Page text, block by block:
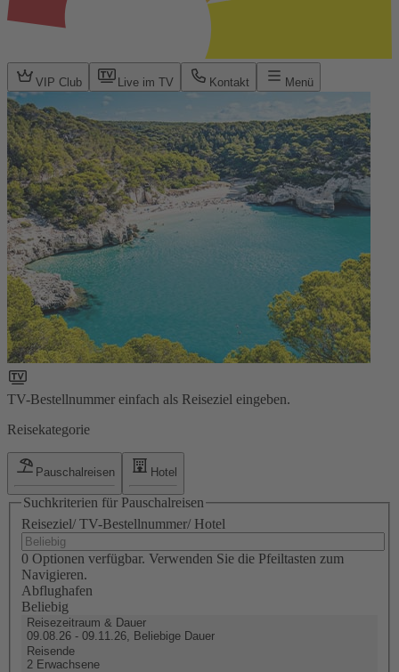
VIP Club Live im TV Kontakt Menü
TV-Bestellnummer einfach als Reiseziel eingeben.
Reisekategorie
Pauschalreisen Hotel
Suchkriterien für Pauschalreisen
Reiseziel/ TV-Bestellnummer/ Hotel
0 Optionen verfügbar. Verwenden Sie die Pfeiltasten zum
Navigieren.
Abflughafen
Beliebig
Reisezeitraum & Dauer
09.08.26 - 09.11.26, Beliebige Dauer
Reisende
2 Erwachsene